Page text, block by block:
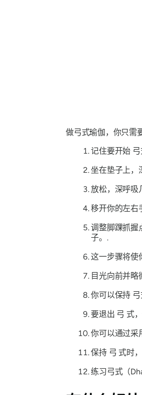
做弓式瑜伽，你只需
记住要开始
坐在垫子上，
放松，深呼吸
移开你的左右
调整脚踝抓握
子。.
这一步骤将使
目光向前并略
你可以保持
要退出 弓 式
你可以通过采
保持 弓 式时
练习弓式（